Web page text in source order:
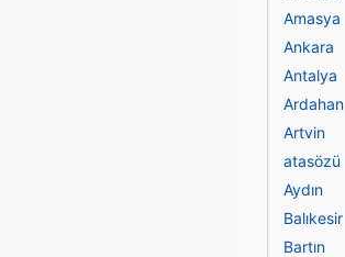
Amasya
Ankara
Antalya
Ardahan
Artvin
atasözü
Aydın
Balıkesir
Bartın